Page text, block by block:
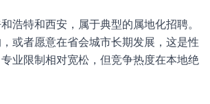
浩特和西安，属于典型的属地化招聘。
或者愿意在省会城市长期发展，这是性
业限制相对宽松，但竞争热度在本地绝